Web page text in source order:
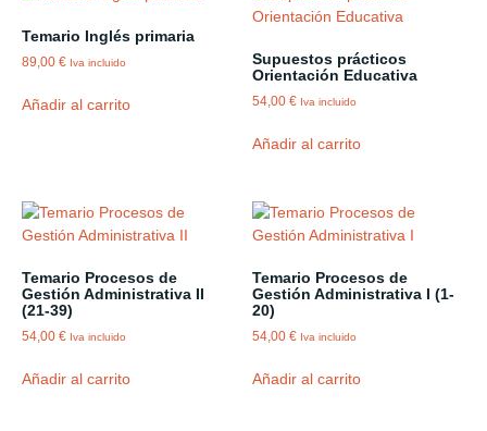
Temario Inglés primaria
89,00 € Iva incluido
Añadir al carrito
Supuestos prácticos
Orientación Educativa
54,00€ Iva incluido
Añadir al carrito
Temario Procesos de
Gestión Administrativa II
(21-39)
54,00 € Iva incluido
Añadir al carrito
Temario Procesos de
Gestión Administrativa I (1-
20)
54,00€ Iva incluido
Añadir al carrito